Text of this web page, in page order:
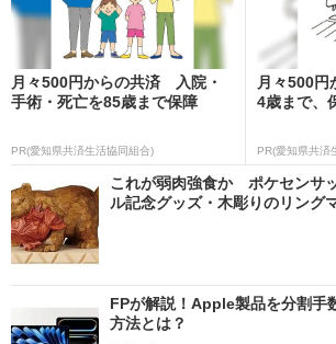
月々500円からの共済 入院・
手術・死亡を85歳まで保障
PR(愛知県共済生活協同組合)
月々500円
4歳まで、
PR(愛知県共済
これが弱肉強食か ポケセンサ
ル記念グッズ・木彫りのリング
FPが解説！Apple製品を分割手
方法とは？